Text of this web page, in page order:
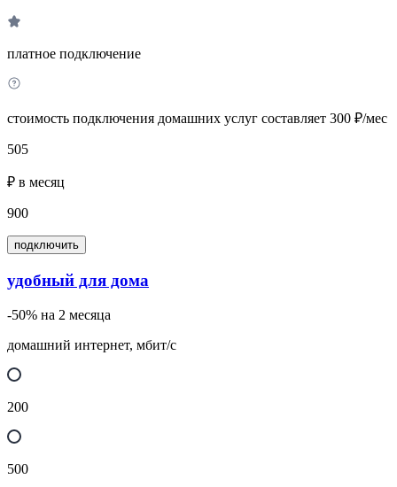
платное подключение
стоимость подключения домашних услуг составляет 300 ₽/мес
505
₽ в месяц
900
подключить
удобный для дома
-50% на 2 месяца
домашний интернет, мбит/с
200
500